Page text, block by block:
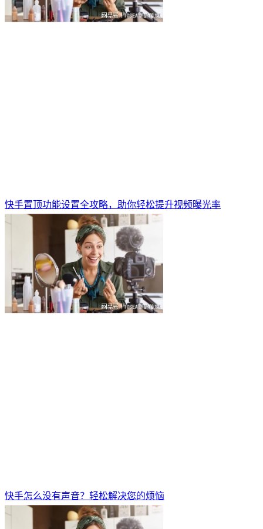
快手置顶功能设置全攻略，助你轻松提升视频曝光率
快手怎么没有声音？轻松解决您的烦恼